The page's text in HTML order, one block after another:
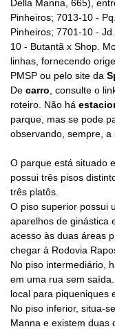
Della Manna, 665),
Pinheiros; 7013-10 -
Pinheiros; 7701-10 -
10 - Butantã x Shop.
linhas, fornecendo
PMSP ou pelo site da
De carro , consulte o
roteiro. Não há
parque, mas se pode
observando, sempre, a
O parque está situado
possui três pisos
três platôs.
O piso superior possui
aparelhos de ginástica
acesso às duas áreas
chegar à Rodovia
No piso intermediário,
em uma rua sem
local para piqueniques
No piso inferior, situa-
Manna e existem duas